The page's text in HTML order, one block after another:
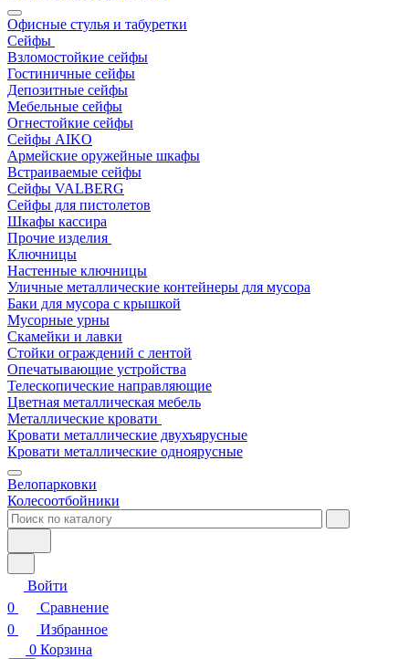
Офисные стулья и табуретки
Сейфы
Взломостойкие сейфы
Гостиничные сейфы
Депозитные сейфы
Мебельные сейфы
Огнестойкие сейфы
Сейфы AIKO
Армейские оружейные шкафы
Встраиваемые сейфы
Сейфы VALBERG
Сейфы для пистолетов
Шкафы кассира
Прочие изделия
Ключницы
Настенные ключницы
Уличные металлические контейнеры для мусора
Баки для мусора с крышкой
Мусорные урны
Скамейки и лавки
Стойки ограждений с лентой
Опечатывающие устройства
Телескопические направляющие
Цветная металлическая мебель
Металлические кровати
Кровати металлические двухъярусные
Кровати металлические одноярусные
Велопарковки
Колесоотбойники
Войти
0
Сравнение
0
Избранное
0 Корзина